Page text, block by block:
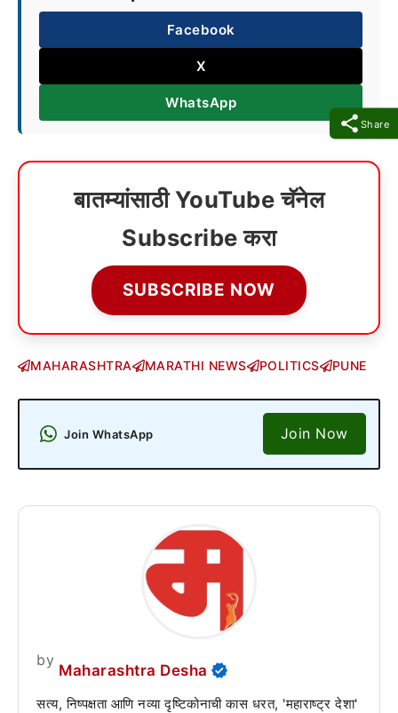
Share
Facebook
X
WhatsApp
बातम्यांसाठी YouTube चॅनेल
Subscribe करा
SUBSCRIBE NOW
MAHARASHTRA MARATHI NEWS POLITICS PUNE
Join WhatsApp Join Now
by
Maharashtra Desha
सत्य, निष्पक्षता आणि नव्या दृष्टिकोनाची कास धरत, 'महाराष्ट्र देशा'